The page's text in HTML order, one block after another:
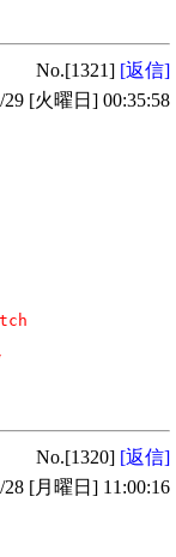
No.[1321] [返信]
[火曜日] 00:35:58
No.[1320] [返信]
[月曜日] 11:00:16